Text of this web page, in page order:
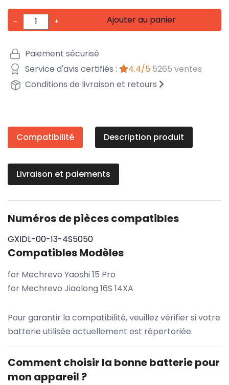
- + Ajouter au panier
Paiement sécurisé
Service d'avis certifiés :
4.4/5 5265 ventes
Conditions de livraison et retours
Compatibilité Description produit
Livraison et paiements
Numéros de pièces compatibles
GXIDL-00-13-4S5050
Compatibles Modèles
for Mechrevo Yaoshi 15 Pro
for Mechrevo Jiaolong 16S 14XA
Pour garantir la compatibilité, veuillez vérifier si votre
batterie utilisée actuellement est répertoriée.
Comment choisir la bonne batterie pour
mon appareil ?